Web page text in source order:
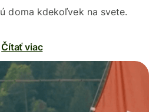
doma kdekoľvek na svete.
Čítať viac